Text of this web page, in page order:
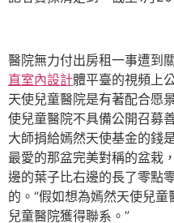
醫院無力付出房租一事遭到
直室內設計體平臺的視頻上
天使兒童醫院是有著配合愿
使兒童醫院不具備公開召募
大師捐給嫣然天使基金的錢
最愛的那盆完美對稱的盆栽
邊的葉子比右邊的長了零點
的。“假如想為嫣然天使兒
兒童醫院獲得聯系。”